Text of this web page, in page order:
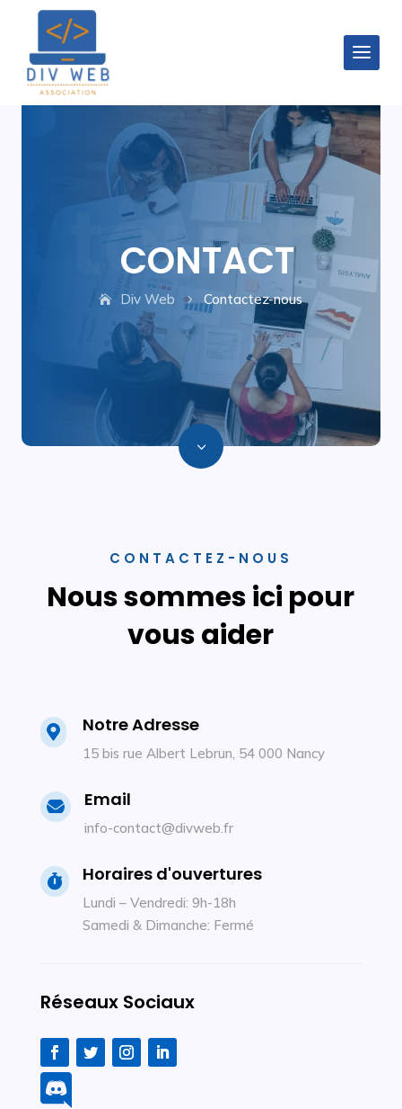
CONTACT
Div Web 5 Contactez-nous
3
CONTACTEZ-NOUS
Nous sommes ici pour
vous aider
 Notre Adresse
15 bis rue Albert Lebrun, 54 000 Nancy
 Email
info-contact@divweb.fr
 Horaires d'ouvertures
Lundi – Vendredi: 9h-18h
Samedi & Dimanche: Fermé
Réseaux Sociaux
